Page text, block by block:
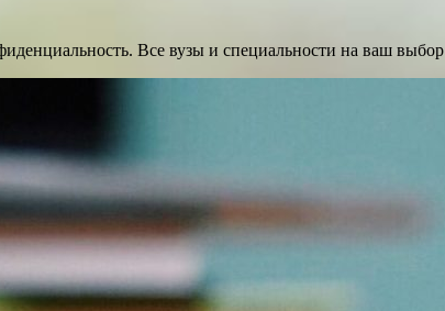
Все вузы и специальности на ваш выбор